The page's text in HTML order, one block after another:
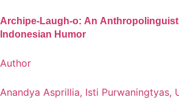
Archipe-Laugh-o: An
Indonesian Humor
Author
Anandya Asprillia, Isti Purwaningtyas,